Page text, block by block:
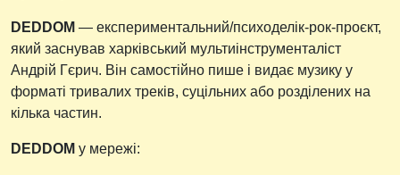
DEDDOM — експериментальний/психоделік-рок-проєкт,
який заснував харківський мультиінструменталіст
Андрій Гєрич. Він самостійно пише і видає музику у
форматі тривалих треків, суцільних або розділених на
кілька частин.
DEDDOM у мережі: